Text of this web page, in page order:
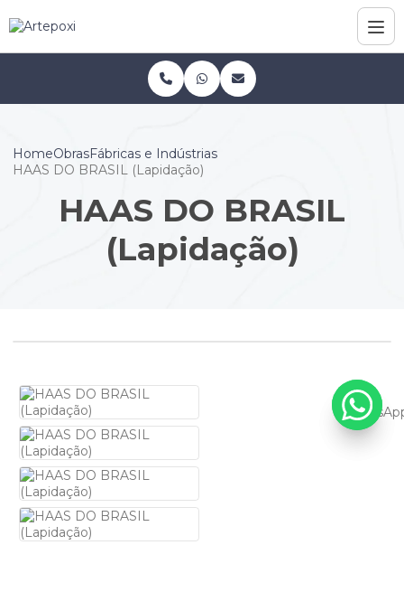
HomeObrasFábricas e Indústrias
HAAS DO BRASIL (Lapidação)
HAAS DO BRASIL
(Lapidação)